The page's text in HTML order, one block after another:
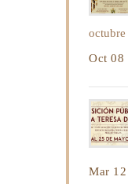
octubre
Oct 08
Mar